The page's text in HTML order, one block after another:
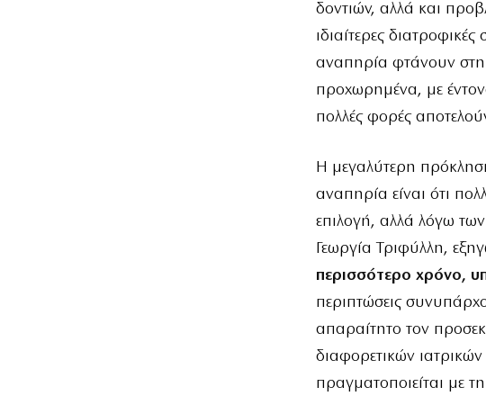
δοντιών, αλλά και
ιδιαίτερες
αναπηρία φτάνουν
προχωρημένα, με
πολλές φορές
Η μεγαλύτερη
αναπηρία είναι ότι
επιλογή, αλλά λόγω των
Γεωργία Τριφύλλη,
περισσότερο χρόνο,
περιπτώσεις
απαραίτητο τον
διαφορετικών
πραγματοποιείται με